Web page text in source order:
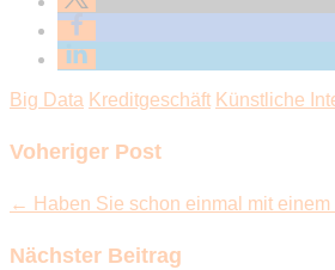
Big Data Kreditgeschäft Künstliche
Voheriger Post
← Haben Sie schon einmal mit einem
Nächster Beitrag